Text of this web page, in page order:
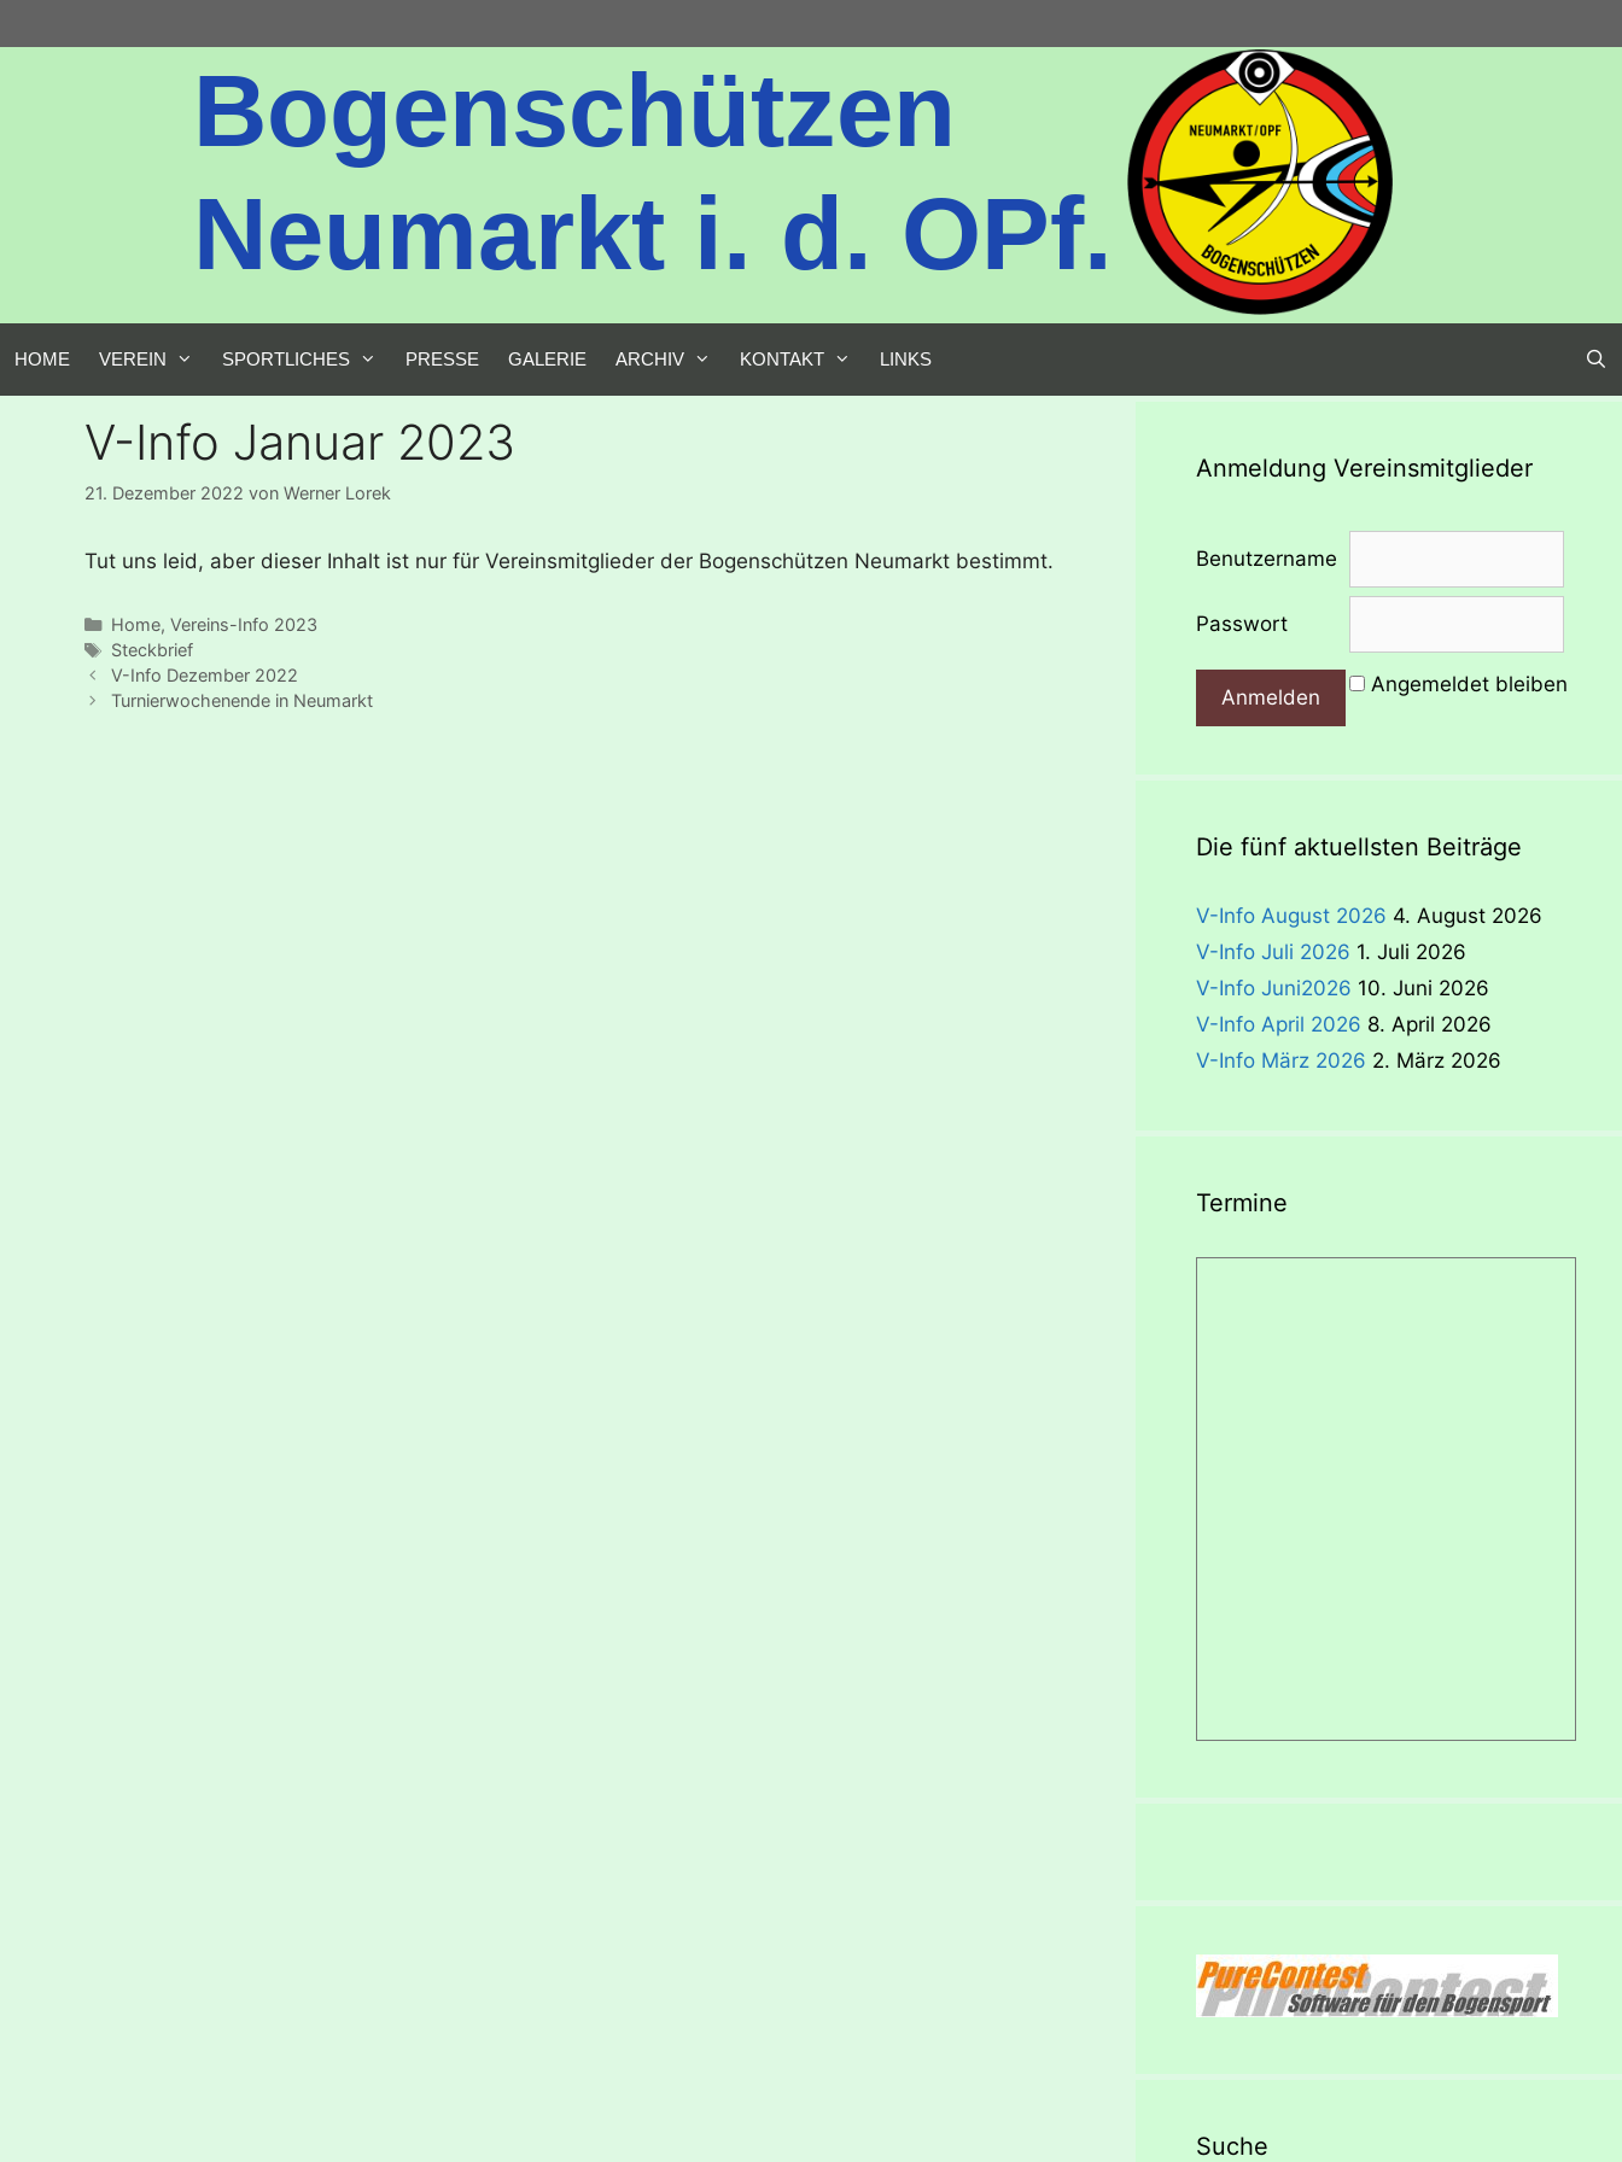
Inhalt
Bogenschützen
Neumarkt i. d. OPf.
HOME VEREIN SPORTLICHES PRESSE GALERIE ARCHIV KONTAKT LINKS
V-Info Januar 2023
21. Dezember 2022 von Werner Lorek
Tut uns leid, aber dieser Inhalt ist nur für Vereinsmitglieder der Bogenschützen Neumarkt bestimmt.
Kategorien
Home, Vereins-Info 2023
Schlagwörter
Steckbrief
V-Info Dezember 2022
Turnierwochenende in Neumarkt
Anmeldung Vereinsmitglieder
Benutzername
Passwort
Angemeldet bleiben
Die fünf aktuellsten Beiträge
V-Info August 2026 4. August 2026
V-Info Juli 2026 1. Juli 2026
V-Info Juni2026 10. Juni 2026
V-Info April 2026 8. April 2026
V-Info März 2026 2. März 2026
Termine
Suche